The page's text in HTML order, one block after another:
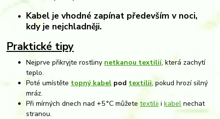
Kabel je vhodné zapínat především v noci,
kdy je nejchladněji.
Praktické tipy
Nejprve přikryjte rostliny netkanou textilií, která zachytí
teplo.
Poté umístěte topný kabel pod textilii, pokud hrozí silný
mráz.
Při mírných dnech nad +5 °C můžetetextilii ikabel nechat
stranou.